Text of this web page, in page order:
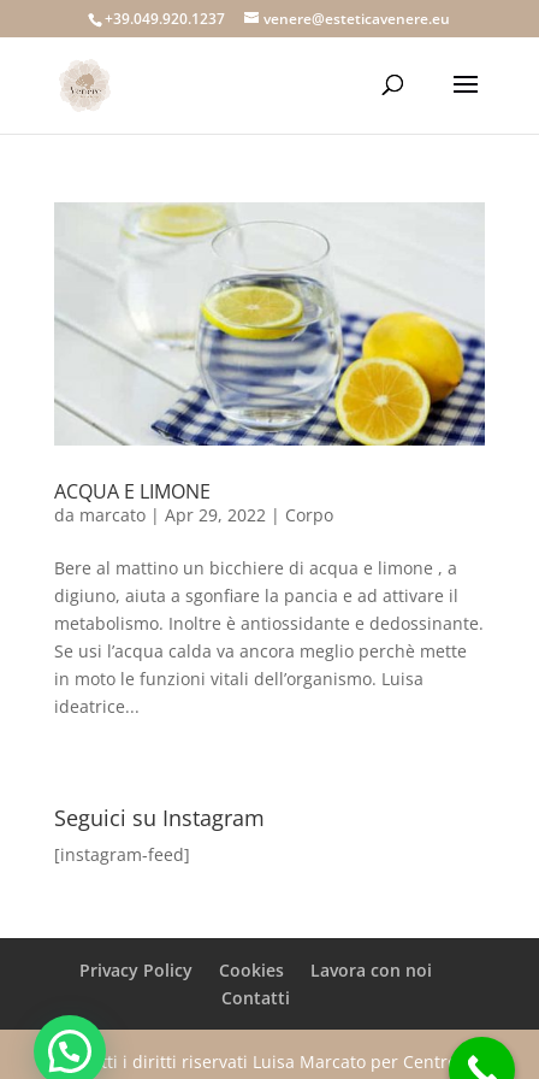
+39.049.920.1237 venere@esteticavenere.eu
ACQUA E LIMONE
da marcato| Apr 29, 2022 | Corpo
Bere al mattino un bicchiere di acqua e limone , a
digiuno, aiuta a sgonfiare la pancia e ad attivare il
metabolismo. Inoltre è antiossidante e dedossinante.
Se usi l’acqua calda va ancora meglio perchè mette
in moto le funzioni vitali dell’organismo. Luisa
ideatrice...
Seguici su Instagram
[instagram-feed]
Privacy Policy Cookies
Lavora con noi
Contatti
Tutti i diritti riservati Luisa Marcato per Centro